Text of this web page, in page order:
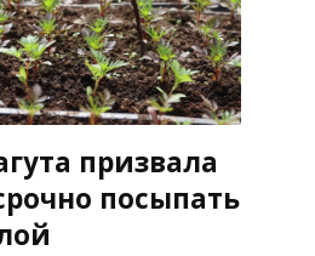
призвала
посыпать